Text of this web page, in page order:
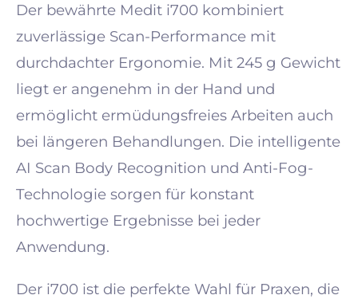
Der bewährte Medit i700 kombiniert
zuverlässige Scan-Performance mit
durchdachter Ergonomie. Mit 245 g Gewicht
liegt er angenehm in der Hand und
ermöglicht ermüdungsfreies Arbeiten auch
bei längeren Behandlungen. Die intelligente
AI Scan Body Recognition und Anti-Fog-
Technologie sorgen für konstant
hochwertige Ergebnisse bei jeder
Anwendung.
Der i700 ist die perfekte Wahl für Praxen, die